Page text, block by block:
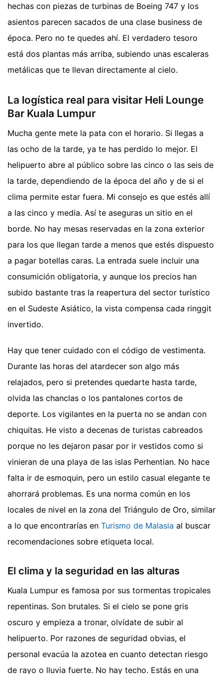
hechas con piezas de turbinas de Boeing 747 y los
asientos parecen sacados de una clase business de
época. Pero no te quedes ahí. El verdadero tesoro
está dos plantas más arriba, subiendo unas escaleras
metálicas que te llevan directamente al cielo.
La logística real para visitar Heli Lounge
Bar Kuala Lumpur
Mucha gente mete la pata con el horario. Si llegas a
las ocho de la tarde, ya te has perdido lo mejor. El
helipuerto abre al público sobre las cinco o las seis de
la tarde, dependiendo de la época del año y de si el
clima permite estar fuera. Mi consejo es que estés allí
a las cinco y media. Así te aseguras un sitio en el
borde. No hay mesas reservadas en la zona exterior
para los que llegan tarde a menos que estés dispuesto
a pagar botellas caras. La entrada suele incluir una
consumición obligatoria, y aunque los precios han
subido bastante tras la reapertura del sector turístico
en el Sudeste Asiático, la vista compensa cada ringgit
invertido.
Hay que tener cuidado con el código de vestimenta.
Durante las horas del atardecer son algo más
relajados, pero si pretendes quedarte hasta tarde,
olvida las chanclas o los pantalones cortos de
deporte. Los vigilantes en la puerta no se andan con
chiquitas. He visto a decenas de turistas cabreados
porque no les dejaron pasar por ir vestidos como si
vinieran de una playa de las islas Perhentian. No hace
falta ir de esmoquin, pero un estilo casual elegante te
ahorrará problemas. Es una norma común en los
locales de nivel en la zona del Triángulo de Oro, similar
a lo que encontrarías en Turismo de Malasia al buscar
recomendaciones sobre etiqueta local.
El clima y la seguridad en las alturas
Kuala Lumpur es famosa por sus tormentas tropicales
repentinas. Son brutales. Si el cielo se pone gris
oscuro y empieza a tronar, olvídate de subir al
helipuerto. Por razones de seguridad obvias, el
personal evacúa la azotea en cuanto detectan riesgo
de rayo o lluvia fuerte. No hay techo. Estás en una